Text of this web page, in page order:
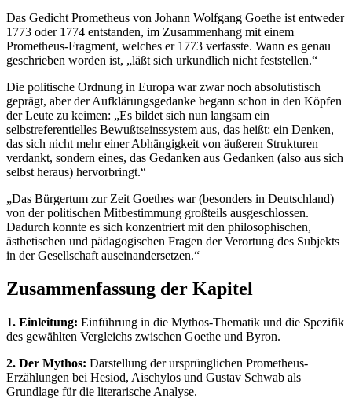
Das Gedicht Prometheus von Johann Wolfgang Goethe ist entweder
1773 oder 1774 entstanden, im Zusammenhang mit einem
Prometheus-Fragment, welches er 1773 verfasste. Wann es genau
geschrieben worden ist, „läßt sich urkundlich nicht feststellen.“
Die politische Ordnung in Europa war zwar noch absolutistisch
geprägt, aber der Aufklärungsgedanke begann schon in den Köpfen
der Leute zu keimen: „Es bildet sich nun langsam ein
selbstreferentielles Bewußtseinssystem aus, das heißt: ein Denken,
das sich nicht mehr einer Abhängigkeit von äußeren Strukturen
verdankt, sondern eines, das Gedanken aus Gedanken (also aus sich
selbst heraus) hervorbringt.“
„Das Bürgertum zur Zeit Goethes war (besonders in Deutschland)
von der politischen Mitbestimmung großteils ausgeschlossen.
Dadurch konnte es sich konzentriert mit den philosophischen,
ästhetischen und pädagogischen Fragen der Verortung des Subjekts
in der Gesellschaft auseinandersetzen.“
Zusammenfassung der Kapitel
1. Einleitung: Einführung in die Mythos-Thematik und die Spezifik
des gewählten Vergleichs zwischen Goethe und Byron.
2. Der Mythos: Darstellung der ursprünglichen Prometheus-
Erzählungen bei Hesiod, Aischylos und Gustav Schwab als
Grundlage für die literarische Analyse.